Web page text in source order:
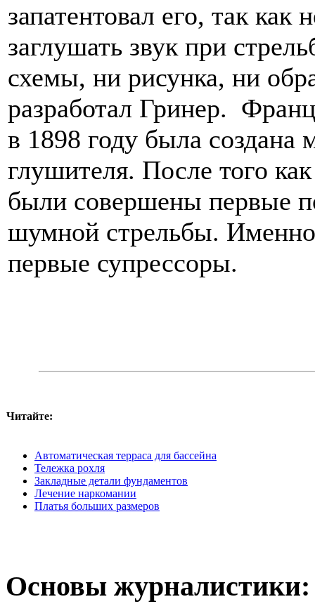
запатентовал его, так
заглушать звук при
схемы, ни рисунка, ни
разработал Гринер.
в 1898 году была создана
глушителя. После того
были совершены первые
шумной стрельбы. Именно
первые супрессоры.
Читайте:
Автоматическая терраса для бассейна
Тележка рохля
Закладные детали фундаментов
Лечение наркомании
Платья больших размеров
Основы журналистики: